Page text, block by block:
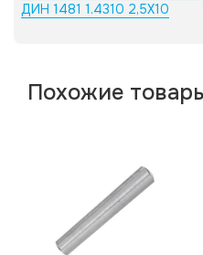
ДИН 1481 1.4310 2,5X10
Похожие